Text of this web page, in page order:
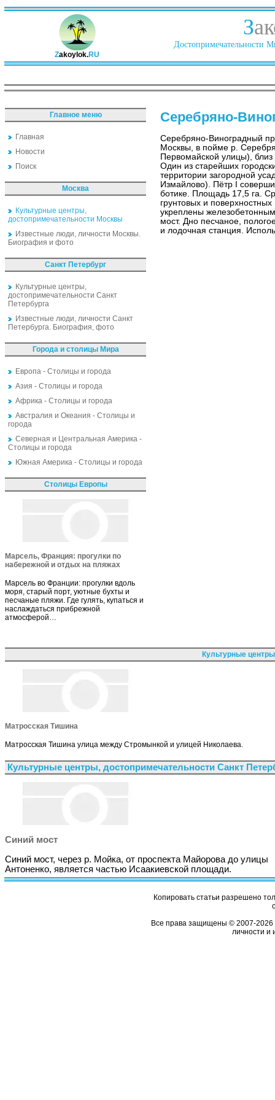
Zakoylok.RU
З
Достопримечательности
Главное меню
Главная
Новости
Поиск
Москва
Культурные центры,
достопримечательности Москвы
Известные люди, личности Москвы.
Биография и фото
Санкт Петербург
Культурные центры,
достопримечательности Санкт
Петербурга
Известные люди, личности Санкт
Петербурга. Биография, фото
Города и столицы Мира
Европа - Столицы и города
Азия - Столицы и города
Африка - Столицы и города
Австралия и Океания - Столицы и
города
Северная и Центральная Америка -
Столицы и города
Южная Америка - Столицы и города
Столицы Европы
Марсель, Франция: прогулки по
набережной и отдых на пляжах
Марсель во Франции: прогулки вдоль
моря, старый порт, уютные бухты и
песчаные пляжи. Где гулять, купаться и
наслаждаться прибрежной
атмосферой…
Серебряно-
Серебряно-Виноградный
Москвы, в пойме р.
Первомайской улицы),
Один из старейших
территории загородной
Измайлово). Пётр I
ботике. Площадь 17,5 га.
грунтовых и
укреплены
мост. Дно песчаное,
и лодочная станция.
Культурные
Матросская Тишина
Матросская Тишина улица между Стромынкой и улицей Николаева.
Культурные центры, достопримечательности Санкт
Синий мост
Синий мост, через р. Мойка, от проспекта Майорова до улицы
Антоненко, является частью Исаакиевской площади.
Копировать статьи разрешено
Все права защищены © 2007-2026
личности и